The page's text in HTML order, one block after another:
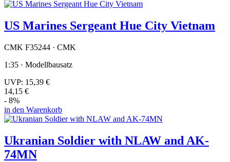
US Marines Sergeant Hue City Vietnam
CMK F35244 · CMK
1:35 · Modellbausatz
UVP: 15,39 €
14,15 €
- 8%
in den Warenkorb
Ukranian Soldier with NLAW and AK-
74MN